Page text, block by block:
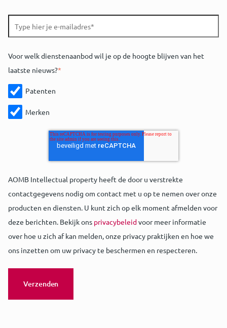
Voor welk dienstenaanbod wil je op de hoogte blijven van het
laatste nieuws?*
Patenten
Merken
AOMB Intellectual property heeft de door u verstrekte
contactgegevens nodig om contact met u op te nemen over onze
producten en diensten. U kunt zich op elk moment afmelden voor
deze berichten. Bekijk ons privacybeleidvoor meer informatie
over hoe u zich af kan melden, onze privacy praktijken en hoe we
ons inzetten om uw privacy te beschermen en respecteren.